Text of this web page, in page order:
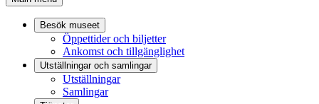
Besök museet
Öppettider och biljetter
Ankomst och tillgänglighet
Utställningar och samlingar
Utställningar
Samlingar